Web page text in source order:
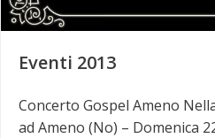
Eventi 2013
Concerto Gospel Ameno
ad Ameno (No) – Domenica